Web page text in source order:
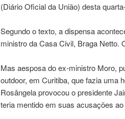
(Diário Oficial da União) desta
Segundo o texto, a dispensa
ministro da Casa Civil, Braga Netto.
Mas aesposa do ex-ministro Moro,
outdoor, em Curitiba, que fazia uma
Rosângela provocou o presidente
teria mentido em suas acusações